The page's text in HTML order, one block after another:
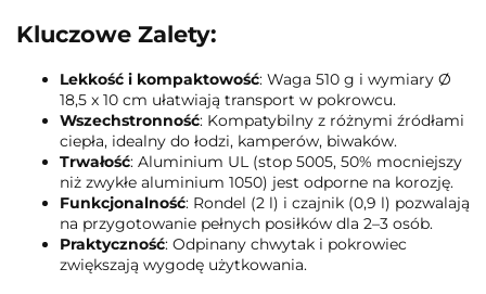
Kluczowe Zalety:
Lekkość i kompaktowość: Waga 510 g i wymiary Ø
18,5 x 10 cm ułatwiają transport w pokrowcu.
Wszechstronność: Kompatybilny z różnymi źródłami
ciepła, idealny do łodzi, kamperów, biwaków.
Trwałość: Aluminium UL (stop 5005, 50% mocniejszy
niż zwykłe aluminium 1050) jest odporne na korozję.
Funkcjonalność: Rondel (2 l) i czajnik (0,9 l) pozwalają
na przygotowanie pełnych posiłków dla 2–3 osób.
Praktyczność: Odpinany chwytak i pokrowiec
zwiększają wygodę użytkowania.